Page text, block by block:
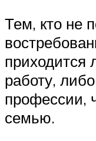
Тем, кто не
приходится
работу,
профессии,
семью.